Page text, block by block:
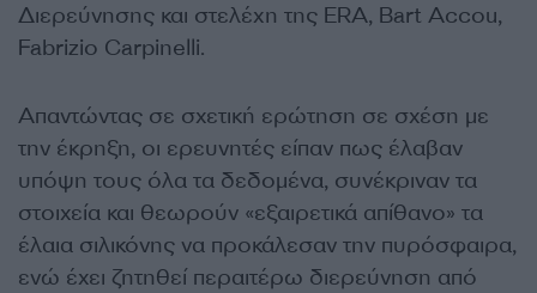
Διερεύνησης και στελέχη της ERA, Bart Accou,
Fabrizio Carpinelli.
Απαντώντας σε σχετική ερώτηση σε σχέση με
την έκρηξη, οι ερευνητές είπαν πως έλαβαν
υπόψη τους όλα τα δεδομένα, συνέκριναν τα
στοιχεία και θεωρούν «εξαιρετικά απίθανο» τα
έλαια σιλικόνης να προκάλεσαν την πυρόσφαιρα,
ενώ έχει ζητηθεί περαιτέρω διερεύνηση από